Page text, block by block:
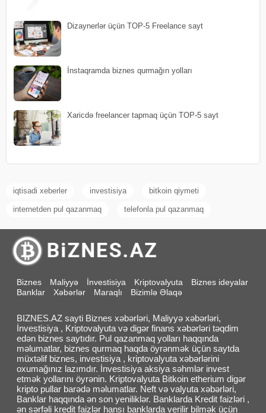
Dizaynerlər üçün TOP-5 Freelance sayt
İnstaqramda biznes qurmağın yolları
Xaricdə freelancer tapmaq üçün TOP-5 sayt
iqtisadi xeberler investisiya bitkoin qiymeti
internetden pul qazanmaq telefonla pul qazanmaq
Biznes Maliyyə İnvestisiya Kriptovalyuta
Biznes ideyalar
Banklar
Xəbərlər Maraqlı Bizimlə Əlaqə
BIZNES.AZ sayti Biznes xəbərləri, Maliyyə xəbərləri,
İnvestisiya , Kriptovalyuta və digər finans xəbərləri təqdim
edən biznes saytıdır. Pul qazanmaq yolları haqqında
məlumatlar, biznes qurmaq haqda öyrənmək üçün saytda
müxtəlif biznes, investisiya , kriptovalyuta xəbərlərini
oxumağınız lazımdır. İnvestisiya aksiya səhmlər invest
etmək yollarını öyrənin. Kriptovalyuta Bitkoin etherium digər
kripto pullar barədə məlumatlar. Neft və valyuta xəbərləri,
Banklar haqqında ən son yeniliklər. Banklarda Kredit faizləri ,
ən sərfəli kredit faizlər hansı banklarda verilir bilmək üçün